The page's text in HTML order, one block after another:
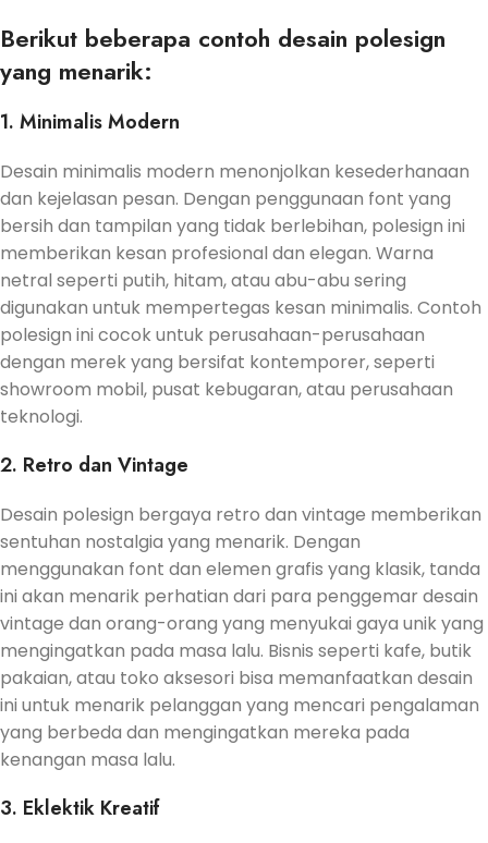
Berikut beberapa contoh desain polesign
yang menarik:
1. Minimalis Modern
Desain minimalis modern menonjolkan kesederhanaan
dan kejelasan pesan. Dengan penggunaan font yang
bersih dan tampilan yang tidak berlebihan, polesign ini
memberikan kesan profesional dan elegan. Warna
netral seperti putih, hitam, atau abu-abu sering
digunakan untuk mempertegas kesan minimalis. Contoh
polesign ini cocok untuk perusahaan-perusahaan
dengan merek yang bersifat kontemporer, seperti
showroom mobil, pusat kebugaran, atau perusahaan
teknologi.
2. Retro dan Vintage
Desain polesign bergaya retro dan vintage memberikan
sentuhan nostalgia yang menarik. Dengan
menggunakan font dan elemen grafis yang klasik, tanda
ini akan menarik perhatian dari para penggemar desain
vintage dan orang-orang yang menyukai gaya unik yang
mengingatkan pada masa lalu. Bisnis seperti kafe, butik
pakaian, atau toko aksesori bisa memanfaatkan desain
ini untuk menarik pelanggan yang mencari pengalaman
yang berbeda dan mengingatkan mereka pada
kenangan masa lalu.
3. Eklektik Kreatif